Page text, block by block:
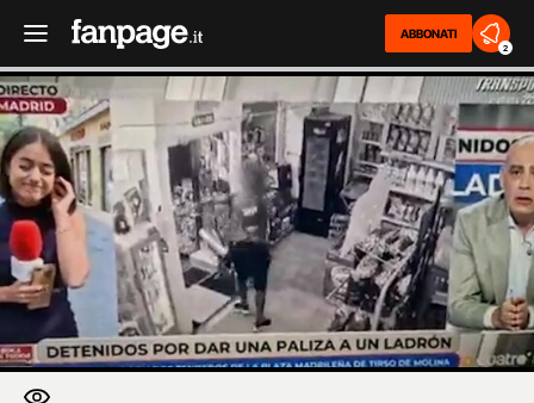
ABBONATI
2